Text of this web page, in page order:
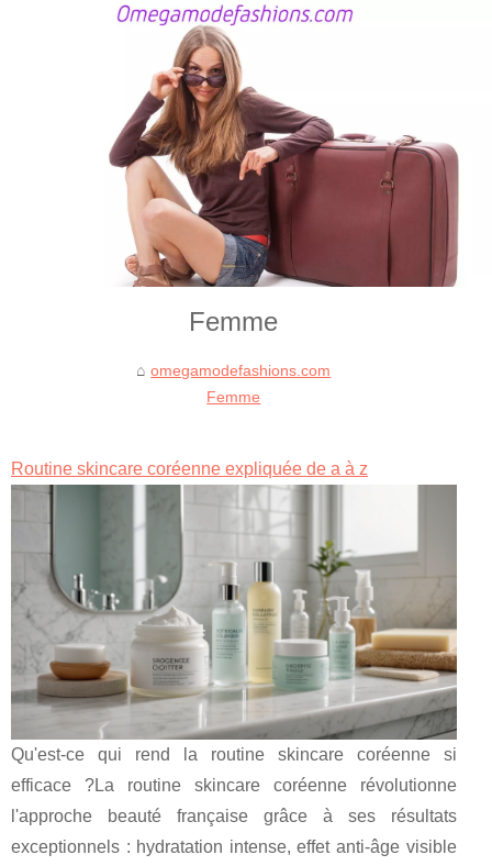
Femme
omegamodefashions.com
Femme
Routine skincare coréenne expliquée de a à z
Qu'est-ce qui rend la routine skincare coréenne si
efficace ?La routine skincare coréenne révolutionne
l'approche beauté française grâce à ses résultats
exceptionnels : hydratation intense, effet anti-âge visible